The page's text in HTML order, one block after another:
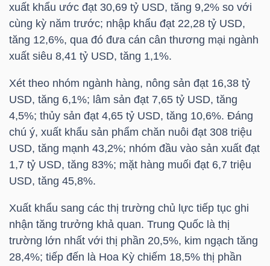
xuất khẩu ước đạt 30,69 tỷ USD, tăng 9,2% so với
cùng kỳ năm trước; nhập khẩu đạt 22,28 tỷ USD,
tăng 12,6%, qua đó đưa cán cân thương mại ngành
xuất siêu 8,41 tỷ USD, tăng 1,1%.
Xét theo nhóm ngành hàng, nông sản đạt 16,38 tỷ
USD, tăng 6,1%; lâm sản đạt 7,65 tỷ USD, tăng
4,5%; thủy sản đạt 4,65 tỷ USD, tăng 10,6%. Đáng
chú ý, xuất khẩu sản phẩm chăn nuôi đạt 308 triệu
USD, tăng mạnh 43,2%; nhóm đầu vào sản xuất đạt
1,7 tỷ USD, tăng 83%; mặt hàng muối đạt 6,7 triệu
USD, tăng 45,8%.
Xuất khẩu sang các thị trường chủ lực tiếp tục ghi
nhận tăng trưởng khả quan. Trung Quốc là thị
trường lớn nhất với thị phần 20,5%, kim ngạch tăng
28,4%; tiếp đến là Hoa Kỳ chiếm 18,5% thị phần
THẾ
GIỚI
ĐÔNG
DƯƠNG
TÀI
CÁ
NHÂN